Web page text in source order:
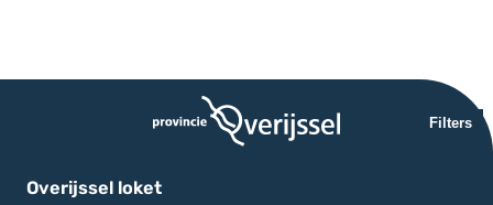
Filters
Overijssel loket